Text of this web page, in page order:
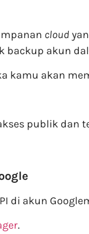
cloud
akun
kamu akan
publik dan
di akun
.